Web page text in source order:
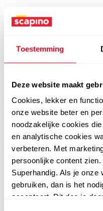
Toestemming
Deze website maakt
Cookies, lekker en
onze website beter en
noodzakelijke cookies
en analytische cookies
verbeteren. Met
persoonlijke content
Superhandig. Als je onze
gebruiken, dan is het
accepteert. Dit doe je